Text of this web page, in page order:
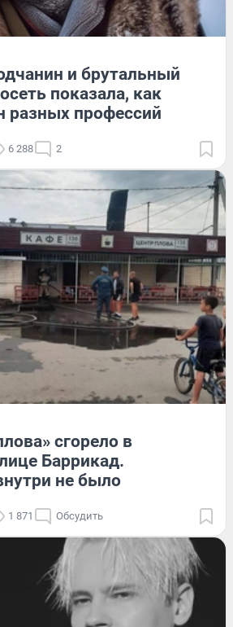
и брутальный
показала, как
разных профессий
6 288 2
сгорело в
Баррикад.
не было
1 871 Обсудить